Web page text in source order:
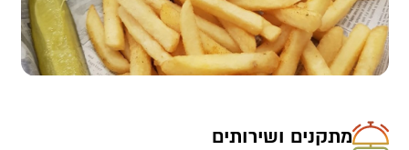
מתקנים ושירותים